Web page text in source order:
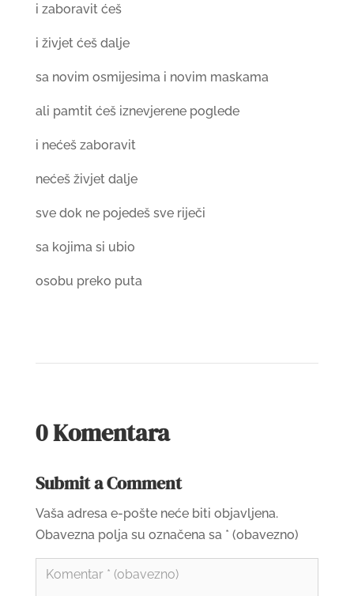
i zaboravit ćeš
i živjet ćeš dalje
sa novim osmijesima i novim maskama
ali pamtit ćeš iznevjerene poglede
i nećeš zaboravit
nećeš živjet dalje
sve dok ne pojedeš sve riječi
sa kojima si ubio
osobu preko puta
0 Komentara
Submit a Comment
Vaša adresa e-pošte neće biti objavljena.
Obavezna polja su označena sa * (obavezno)